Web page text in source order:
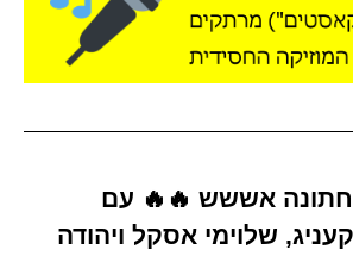
“חתונה אששש 🔥🔥 עם
שלוימי אסקל ויהודה